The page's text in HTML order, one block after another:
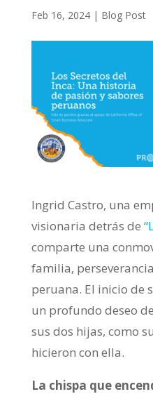
Feb 16, 2024| Blog Post
Ingrid Castro, una
visionaria detrás de
comparte una
familia,
peruana. El inicio de
un profundo deseo
sus dos hijas, como
hicieron con ella.
La chispa que